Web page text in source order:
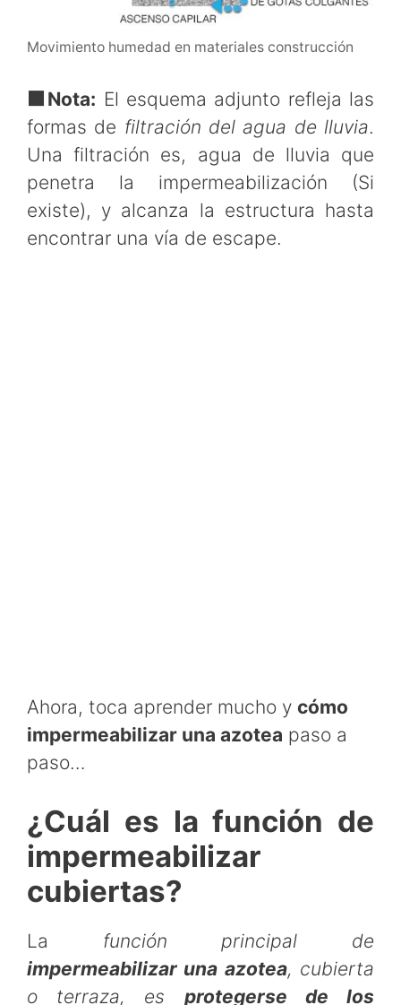
Movimiento humedad en materiales construcción
Nota: El esquema adjunto refleja las
formas de filtración del agua de lluvia.
Una filtración es, agua de lluvia que
penetra la impermeabilización (Si
existe), y alcanza la estructura hasta
encontrar una vía de escape.
Ahora, toca aprender mucho y cómo
impermeabilizar una azotea paso a
paso…
¿Cuál es la función de
impermeabilizar
cubiertas?
La función principal de
impermeabilizar una azotea, cubierta
o terraza, es protegerse de los